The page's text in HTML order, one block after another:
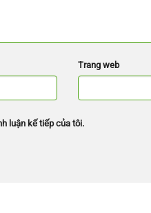
Trang web
luận kế tiếp của tôi.